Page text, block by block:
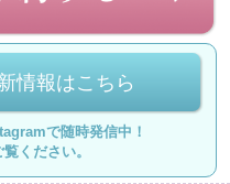
情報はこちら
で随時発信中！
ください。